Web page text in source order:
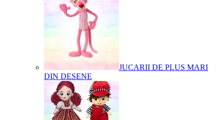
JUCARII DE PLUS MARI
DIN DESENE